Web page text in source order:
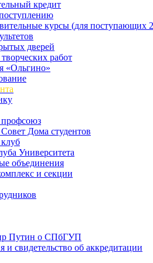
кредит
курсы (для поступающих
дверей
работ
«Ольгино»
профсоюз
Дома студентов
Университета
объединения
и секции
Путин о СПбГУП
и свидетельство об аккредитации